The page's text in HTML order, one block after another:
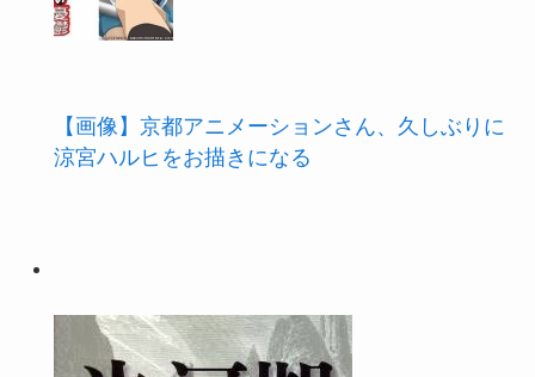
【画像】京都アニメーションさん、久しぶりに
涼宮ハルヒをお描きになる